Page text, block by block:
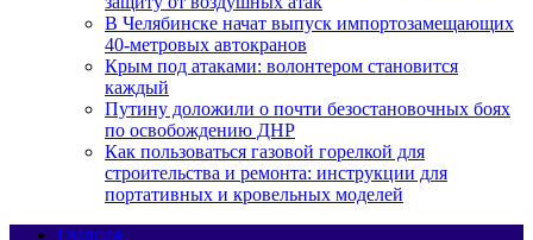
В Челябинске начат выпуск импортозамещающих
40-метровых автокранов
Крым под атаками: волонтером становится
каждый
Путину доложили о почти безостановочных боях
по освобождению ДНР
Как пользоваться газовой горелкой для
строительства и ремонта: инструкции для
портативных и кровельных моделей
Главная